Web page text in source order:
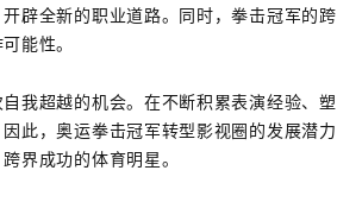
辟全新的职业道路。同时，拳击冠军的跨
能性。
我超越的机会。在不断积累表演经验、塑
此，奥运拳击冠军转型影视圈的发展潜力
界成功的体育明星。